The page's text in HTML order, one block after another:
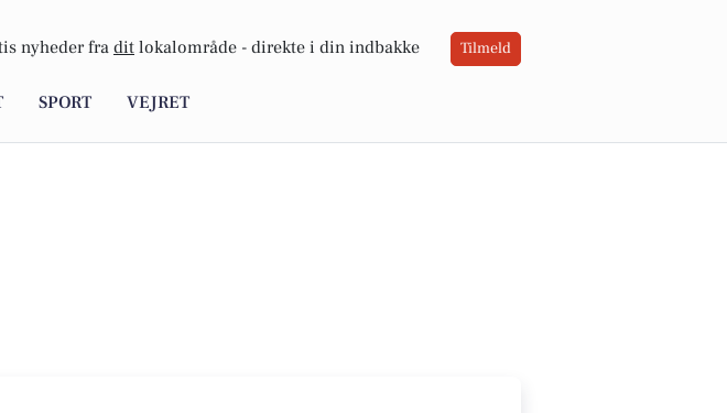
nyheder fra dit lokalområde - direkte i din indbakke Tilmeld
SPORT VEJRET